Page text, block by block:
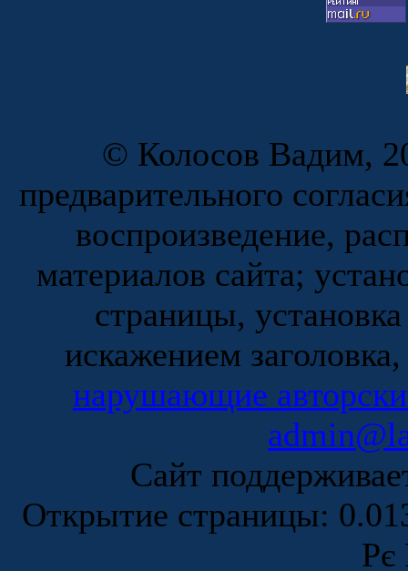
© Колосов Вадим,
предварительного
воспроизведение,
материалов сайта;
страницы,
искажением
нарушающие
Сайт
Открытие страницы:
Рє